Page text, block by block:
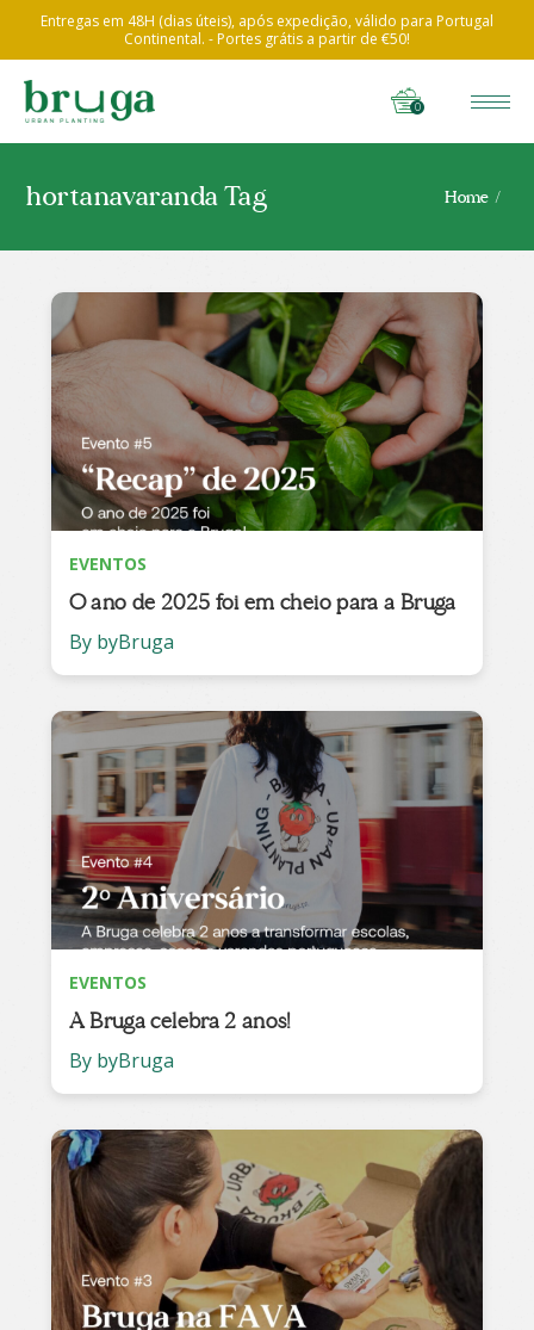
Entregas em 48H (dias úteis), após expedição, válido para Portugal
Continental. - Portes grátis a partir de €50!
0
hortanavaranda Tag Home
EVENTOS
O ano de 2025 foi em cheio para a Bruga
By byBruga
EVENTOS
A Bruga celebra 2 anos!
By byBruga